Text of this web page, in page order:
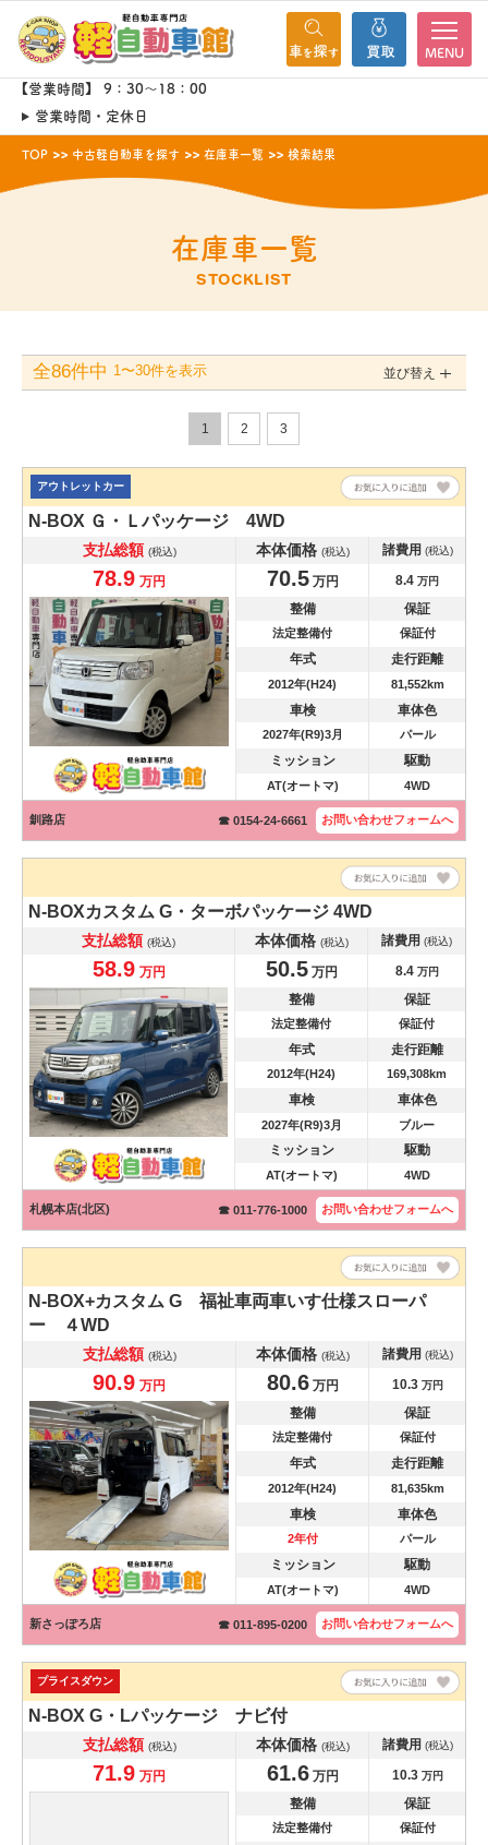
MENU
【営業時間】 9：30～18：00
営業時間・定休日
TOP 中古軽自動車を探す 在庫車一覧 検索結果
在庫車一覧
STOCKLIST
全86件中 1〜30件を表示 並び替え
1 2 3
アウトレットカー
N-BOX Ｇ・Ｌパッケージ 4WD
支払総額 (税込) 本体価格 (税込) 諸費用 (税込)
78.9 万円 70.5万円 8.4 万円
整備 保証
法定整備付 保証付
年式 走行距離
2012年(H24) 81,552km
車検 車体色
2027年(R9)3月 パール
ミッション 駆動
AT(オートマ) 4WD
釧路店 ☎ 0154-24-6661 お問い合わせフォームへ
N-BOXカスタム G・ターボパッケージ 4WD
支払総額 (税込) 本体価格 (税込) 諸費用 (税込)
58.9 万円 50.5万円 8.4万円
整備 保証
法定整備付 保証付
年式 走行距離
2012年(H24) 169,308km
車検 車体色
2027年(R9)3月 ブルー
ミッション 駆動
AT(オートマ) 4WD
札幌本店(北区) ☎ 011-776-1000 お問い合わせフォームへ
N-BOX+カスタム G 福祉車両車いす仕様スローパ
ー ４WD
支払総額 (税込) 本体価格 (税込) 諸費用 (税込)
90.9 万円 80.6万円 10.3万円
整備 保証
法定整備付 保証付
年式 走行距離
2012年(H24) 81,635km
車検 車体色
2年付 パール
ミッション 駆動
AT(オートマ) 4WD
新さっぽろ店 ☎ 011-895-0200 お問い合わせフォームへ
プライスダウン
N-BOX G・Lパッケージ ナビ付
支払総額 (税込) 本体価格 (税込) 諸費用 (税込)
71.9 万円 61.6万円 10.3万円
整備 保証
法定整備付 保証付